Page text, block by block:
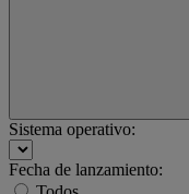
Sistema operativo:
Fecha de lanzamiento: